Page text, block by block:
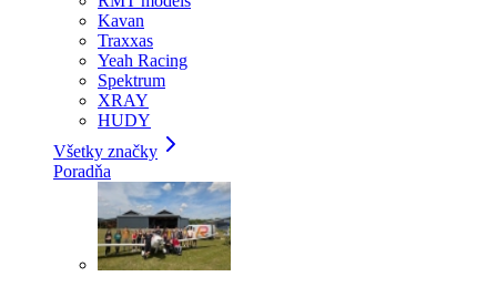
Kavan
Traxxas
Yeah Racing
Spektrum
XRAY
HUDY
Všetky značky
Poradňa